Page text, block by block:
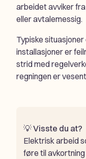
arbeidet avviker
eller avtalemessig.
Typiske
installasjoner er
strid med
regningen er
💡Visste du at?
Elektrisk arbeid
føre til